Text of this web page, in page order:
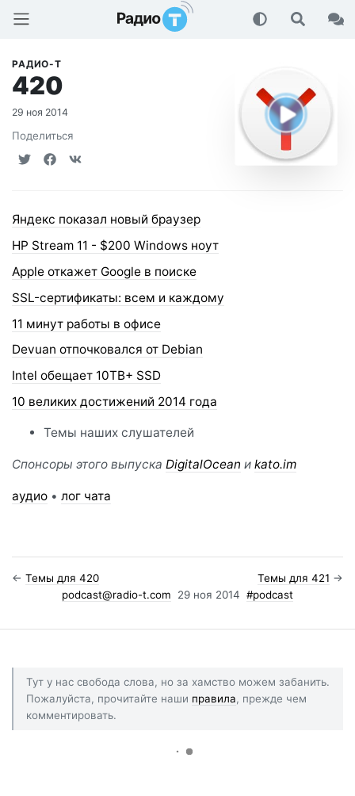
Радио-Т Подкаст
РАДИО-Т
420
29 ноя 2014
Поделиться
Яндекс показал новый браузер
HP Stream 11 - $200 Windows ноут
Apple откажет Google в поиске
SSL-сертификаты: всем и каждому
11 минут работы в офисе
Devuan отпочковался от Debian
Intel обещает 10TB+ SSD
10 великих достижений 2014 года
Темы наших слушателей
Спонсоры этого выпуска DigitalOcean и kato.im
аудио • лог чата
← Темы для 420 Темы для 421 →
podcast@radio-t.com
29 ноя 2014 #podcast
Тут у нас свобода слова, но за хамство можем забанить.
Пожалуйста, прочитайте наши правила, прежде чем
комментировать.